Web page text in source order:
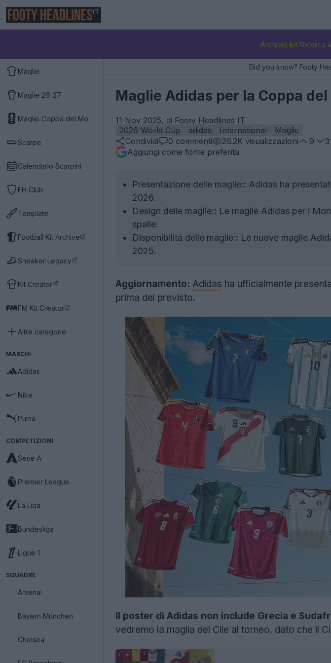
IT
Archivio kit Ricerca
Maglie
Maglie 26-27
Maglie Coppa del Mondo 2026
Scarpe
Calendario Scarpini
FH Club
Template
Football Kit Archive
Sneaker Legacy
Kit Creator
FM Kit Creator
Altre categorie
MARCHI
Adidas
Nike
Puma
COMPETIZIONI
Serie A
Premier League
La Liga
Bundesliga
Ligue 1
SQUADRE
Arsenal
Bayern München
Chelsea
Did you know? Footy
Maglie Adidas per la Coppa
11 Nov 2025, di Footy Headlines IT
2026 World Cup
adidas International
Maglie
Condividi
0 commenti 26.2K visualizzazioni 9
Aggiungi come fonte preferita
Presentazione delle maglie:: Adidas ha
2026.
Design delle maglie:: Le maglie Adidas per i
spalle.
Disponibilità delle maglie:: Le nuove maglie
2025.
Aggiornamento: Adidas ha ufficialmente
prima del previsto.
Il poster di Adidas non include Grecia e
vedremo la maglia del Cile al torneo, dato che il